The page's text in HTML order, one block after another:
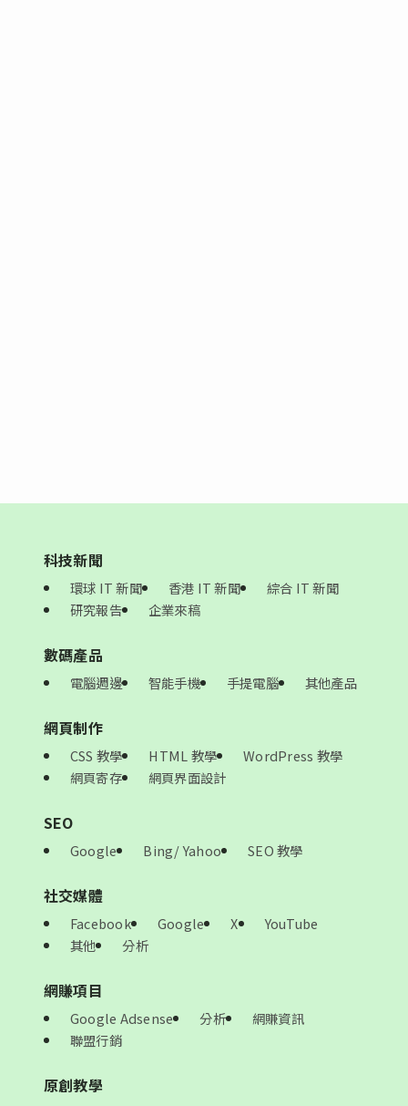
科技新聞
環球 IT 新聞 香港 IT 新聞
綜合 IT 新聞
研究報告
企業來稿
數碼產品
電腦週邊 智能手機 手提電腦 其他產品
網頁制作
CSS 教學 HTML 教學
WordPress 教學
網頁寄存
網頁界面設計
SEO
Google Bing/ Yahoo SEO 教學
社交媒體
Facebook Google X
YouTube
其他
分析
網賺項目
Google Adsense 分析
網賺資訊
聯盟行銷
原創教學